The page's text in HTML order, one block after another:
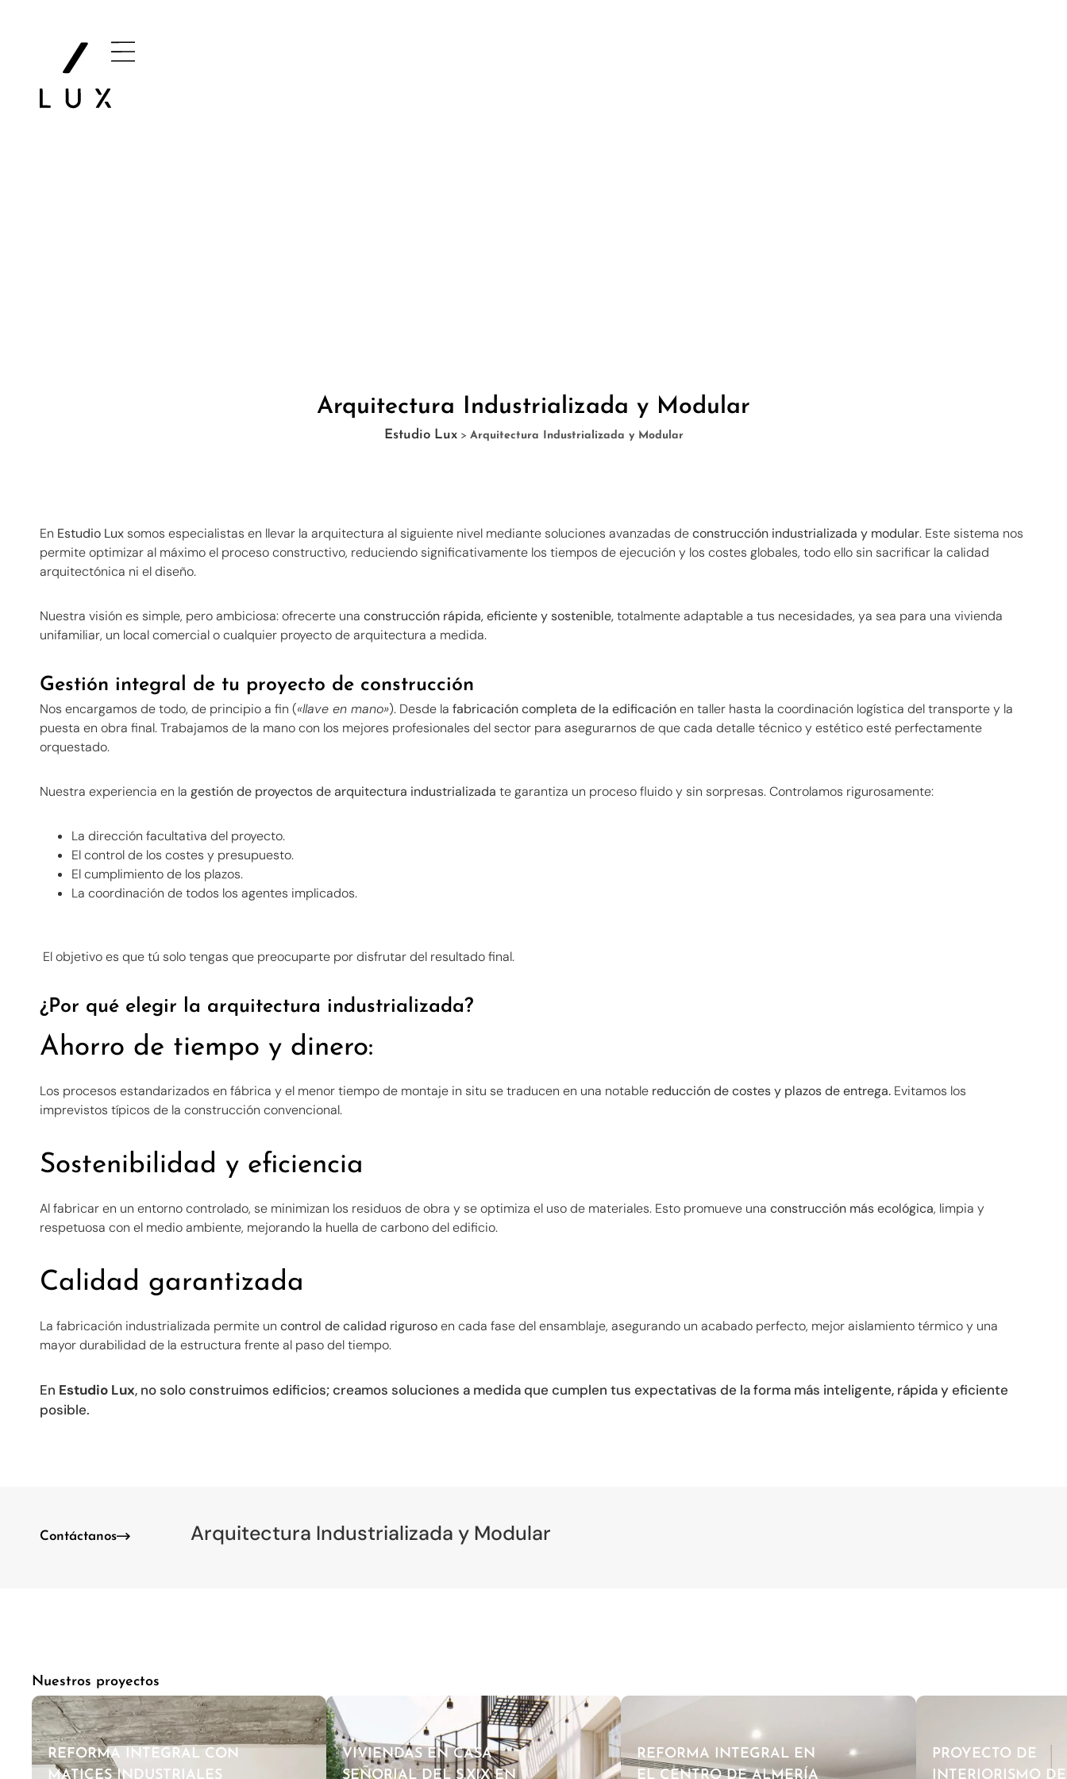
Arquitectura Industrializada y Modular
Estudio Lux> Arquitectura Industrializada y Modular
En Estudio Luxsomos especialistas en llevar la arquitectura al siguiente nivel mediante soluciones avanzadas deconstrucción industrializada y modular. Este sistema nos
permite optimizar al máximo el proceso constructivo, reduciendo significativamente los tiempos de ejecución y los costes globales, todo ello sin sacrificar la calidad
arquitectónica ni el diseño.
Nuestra visión es simple, pero ambiciosa: ofrecerte una construcción rápida, eficiente y sostenible,totalmente adaptable a tus necesidades, ya sea para una vivienda
unifamiliar, un local comercial o cualquier proyecto de arquitectura a medida.
Gestión integral de tu proyecto de construcción
Nos encargamos de todo, de principio a fin («llave en mano»). Desde la fabricación completa de la edificaciónen taller hasta la coordinación logística del transporte y la
puesta en obra final. Trabajamos de la mano con los mejores profesionales del sector para asegurarnos de que cada detalle técnico y estético esté perfectamente
orquestado.
Nuestra experiencia en la gestión de proyectos de arquitectura industrializada te garantiza un proceso fluido y sin sorpresas. Controlamos rigurosamente:
La dirección facultativa del proyecto.
El control de los costes y presupuesto.
El cumplimiento de los plazos.
La coordinación de todos los agentes implicados.
El objetivo es que tú solo tengas que preocuparte por disfrutar del resultado final.
¿Por qué elegir la arquitectura industrializada?
Ahorro de tiempo y dinero:
Los procesos estandarizados en fábrica y el menor tiempo de montaje in situ se traducen en una notable reducción de costes y plazos de entrega. Evitamos los
imprevistos típicos de la construcción convencional.
Sostenibilidad y eficiencia
Al fabricar en un entorno controlado, se minimizan los residuos de obra y se optimiza el uso de materiales. Esto promueve una construcción más ecológica, limpia y
respetuosa con el medio ambiente, mejorando la huella de carbono del edificio.
Calidad garantizada
La fabricación industrializada permite un control de calidad rigurosoen cada fase del ensamblaje, asegurando un acabado perfecto, mejor aislamiento térmico y una
mayor durabilidad de la estructura frente al paso del tiempo.
En Estudio Lux, no solo construimos edificios; creamos soluciones a medida que cumplen tus expectativas de la forma más inteligente, rápida y eficiente
posible.
Contáctanos Arquitectura Industrializada y Modular
Nuestros proyectos
REFORMA INTEGRAL CON
MATICES INDUSTRIALES
VIVIENDAS EN CASA
SEÑORIAL DEL S.XIX EN
REFORMA INTEGRAL EN
EL CENTRO DE ALMERÍA
PROYECTO DE
INTERIORISMO DE